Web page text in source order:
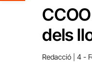
dels
Redacció 4 -